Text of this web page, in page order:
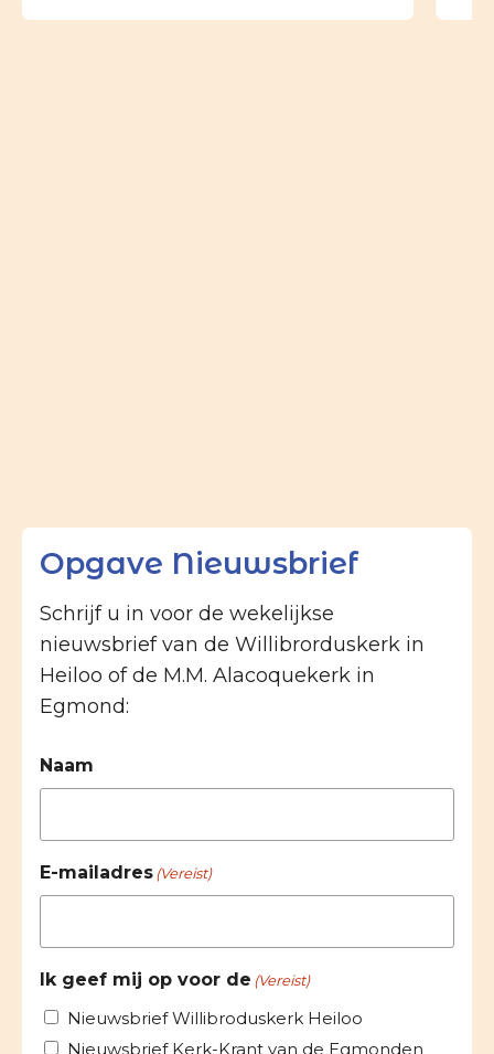
Opgave Nieuwsbrief
Schrijf u in voor de wekelijkse
nieuwsbrief van de Willibrorduskerk in
Heiloo of de M.M. Alacoquekerk in
Egmond:
Naam
E-mailadres (Vereist)
Ik geef mij op voor de (Vereist)
Nieuwsbrief Willibroduskerk Heiloo
Nieuwsbrief Kerk-Krant van de Egmonden